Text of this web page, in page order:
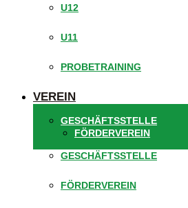
U12
U11
PROBETRAINING
VEREIN
GESCHÄFTSSTELLE
FÖRDERVEREIN
GESCHÄFTSSTELLE
FÖRDERVEREIN